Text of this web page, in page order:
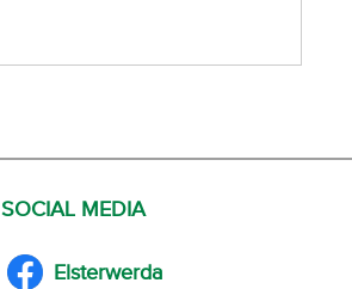
SOCIAL MEDIA
Elsterwerda